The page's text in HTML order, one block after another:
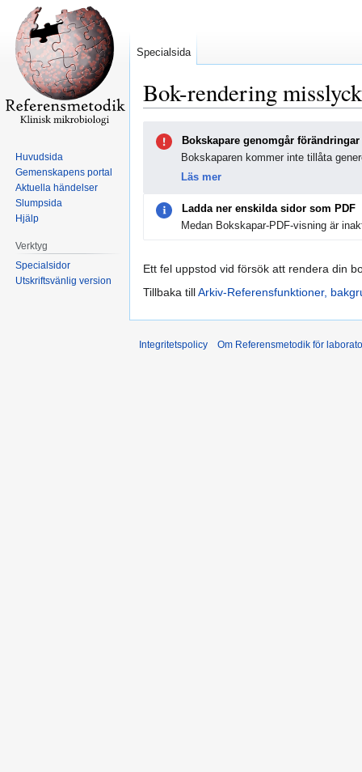
Bok-rendering
navigering
Bokskapare genomgår förändringar
Bokskaparen kommer inte tillåta
Läs mer
Ladda ner enskilda sidor som PDF
Medan Bokskapar-PDF-visning är
Ett fel uppstod vid försök att rendera din
Tillbaka tillArkiv-Referensfunktioner,
Specialsida
Huvudsida
Gemenskapens portal
Aktuella händelser
Slumpsida
Hjälp
Verktyg
Specialsidor
Utskriftsvänlig version
Integritetspolicy Om Referensmetodik för